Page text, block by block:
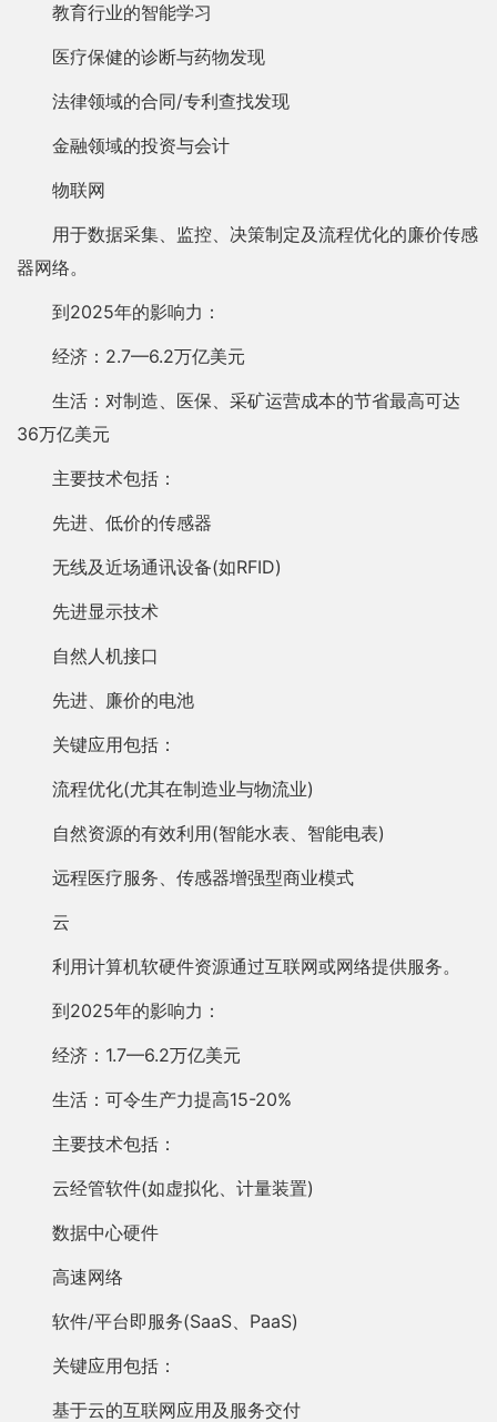
教育行业的智能学习
医疗保健的诊断与药物发现
法律领域的合同/专利查找发现
金融领域的投资与会计
物联网
用于数据采集、监控、决策制定及流程优化的廉价传感
器网络。
到2025年的影响力：
经济：2.7—6.2万亿美元
生活：对制造、医保、采矿运营成本的节省最高可达
36万亿美元
主要技术包括：
先进、低价的传感器
无线及近场通讯设备(如RFID)
先进显示技术
自然人机接口
先进、廉价的电池
关键应用包括：
流程优化(尤其在制造业与物流业)
自然资源的有效利用(智能水表、智能电表)
远程医疗服务、传感器增强型商业模式
云
利用计算机软硬件资源通过互联网或网络提供服务。
到2025年的影响力：
经济：1.7—6.2万亿美元
生活：可令生产力提高15-20%
主要技术包括：
云经管软件(如虚拟化、计量装置)
数据中心硬件
高速网络
软件/平台即服务(SaaS、PaaS)
关键应用包括：
基于云的互联网应用及服务交付